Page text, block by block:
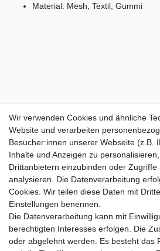
Material: Mesh, Textil, Gummi
Lieferzeit etwa 1 bis 3
Versand mit
14 Tage
Kontaktieren
Wir verwenden Cookies und ähnliche
Website und verarbeiten
Besucher:innen unserer Webseite (z.B.
Inhalte und Anzeigen zu
Drittanbietern einzubinden oder
analysieren. Die Datenverarbeitung
Cookies. Wir teilen diese Daten mit
Einstellungen benennen.
Die Datenverarbeitung kann mit
berechtigten Interesses erfolgen. Die
oder abgelehnt werden. Es besteht das